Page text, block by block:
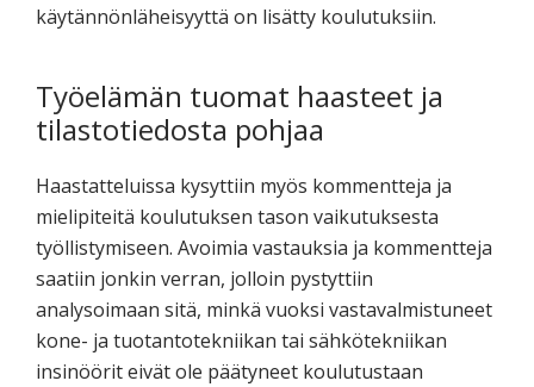
käytännönläheisyyttä on lisätty koulutuksiin.
Työelämän tuomat haasteet ja
tilastotiedosta pohjaa
Haastatteluissa kysyttiin myös kommentteja ja
mielipiteitä koulutuksen tason vaikutuksesta
työllistymiseen. Avoimia vastauksia ja kommentteja
saatiin jonkin verran, jolloin pystyttiin
analysoimaan sitä, minkä vuoksi vastavalmistuneet
kone- ja tuotantotekniikan tai sähkötekniikan
insinöörit eivät ole päätyneet koulutustaan